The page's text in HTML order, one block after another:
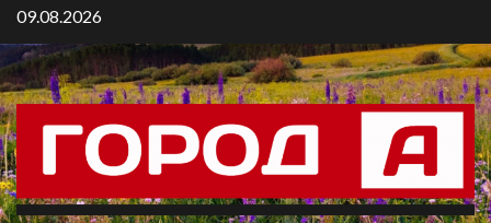
09.08.2026